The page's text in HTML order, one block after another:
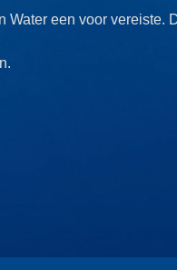
een voor vereiste.